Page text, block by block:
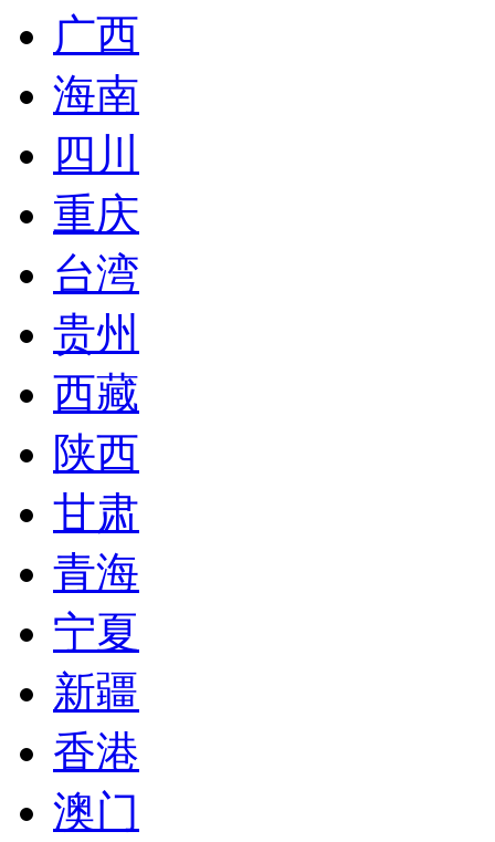
广西
海南
四川
重庆
台湾
贵州
西藏
陕西
甘肃
青海
宁夏
新疆
香港
澳门